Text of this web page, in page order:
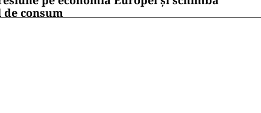
o porție de hamsii pe plajele din România. Suma pe
pentru o ciorbă de pește sau saramură de crap la
cu familia și cheltuiești mult mai puțin decât în
la 3 euro, cină completă sub 100 de euro